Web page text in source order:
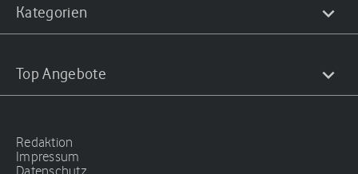
Kategorien
Top Angebote
Redaktion
Impressum